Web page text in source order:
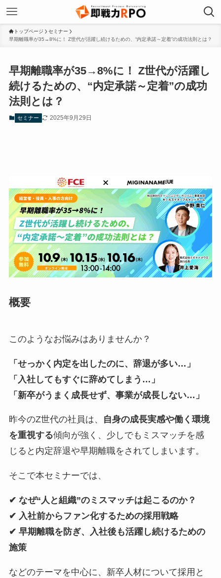
トップページ
セミナー
早期離職率が35→8%に！ Z世代が活躍し続けるための、“内定承諾～定着”の成功法則とは？
早期離職率が35→8%に！ Z世代が活躍し
続けるための、“内定承諾～定着”の成功
法則とは？
セミナー 2025年9月29日
概要
このようなお悩みはありませんか？
「せっかく内定を出したのに、辞退が多い…」
「入社してもすぐに辞めてしまう…」
「新卒がうまく成長せず、事業が成長しない…」
昨今のZ世代の社員は、
自身の成長実感や働く環境
を重視する傾向が強く、少しでもミスマッチを感
じると内定辞退や早期離職をされてしまいます。
そこで本セミナーでは、
✔︎ なぜ“人と組織”のミスマッチは起こるのか？
✔︎ 入社前からファン化するための採用戦略
✔︎ 早期離職を防ぎ、入社後も活躍し続けるための
施策
などのテーマを中心に、新卒人材について採用と